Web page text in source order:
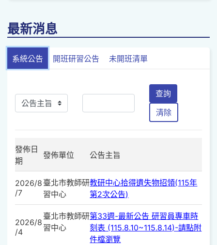
最新消息
系統公告 開班研習公告 未開班清單
查詢
清除
發佈日
期
發佈單位 公告主旨
2026/8
/7
臺北市教師研
習中心
教研中心拾得遺失物招領(115年
第2次公告)
2026/8
/4
臺北市教師研
習中心
第33週-最新公告 研習員專車時
刻表 (115.8.10~115.8.14)-請點附
件檔瀏覽